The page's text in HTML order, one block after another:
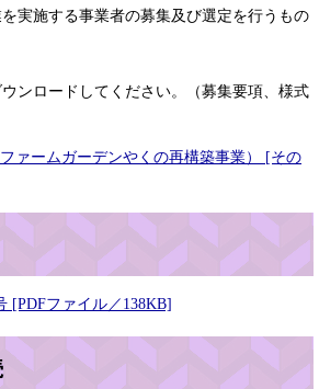
実施する事業者の募集及び選定を行うもの
ンロードしてください。（募集要項、様式
ァームガーデンやくの再構築事業） [その
[PDFファイル／138KB]